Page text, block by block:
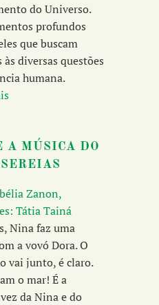
do Universo.
profundos
que buscam
às diversas questões
humana.
A MÚSICA DO
Zanon,
Tátia Tainá
Nina faz uma
a vovó Dora. O
vai junto, é claro.
o mar! É a
da Nina e do